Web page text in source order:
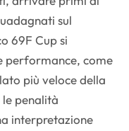
sul
69F Cup si
performance, come
più veloce della
penalità
interpretazione